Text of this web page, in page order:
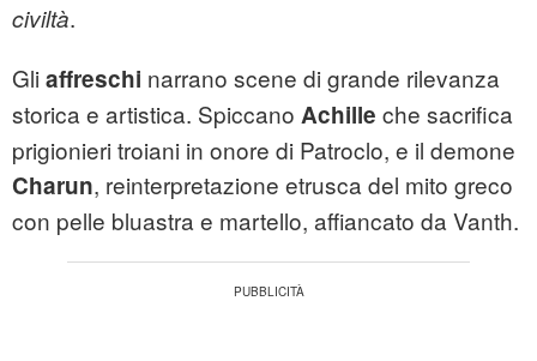
civiltà.
Gli affreschi narrano scene di grande rilevanza
storica e artistica. Spiccano Achille che sacrifica
prigionieri troiani in onore di Patroclo, e il demone
Charun, reinterpretazione etrusca del mito greco
con pelle bluastra e martello, affiancato da Vanth.